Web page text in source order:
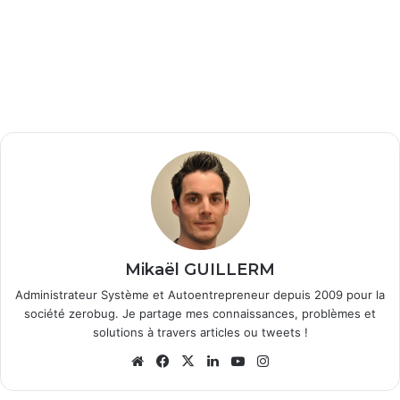
Mikaël GUILLERM
Administrateur Système et Autoentrepreneur depuis 2009 pour la
société zerobug. Je partage mes connaissances, problèmes et
solutions à travers articles ou tweets !
WebsiteFacebook
X LinkedinYouTube